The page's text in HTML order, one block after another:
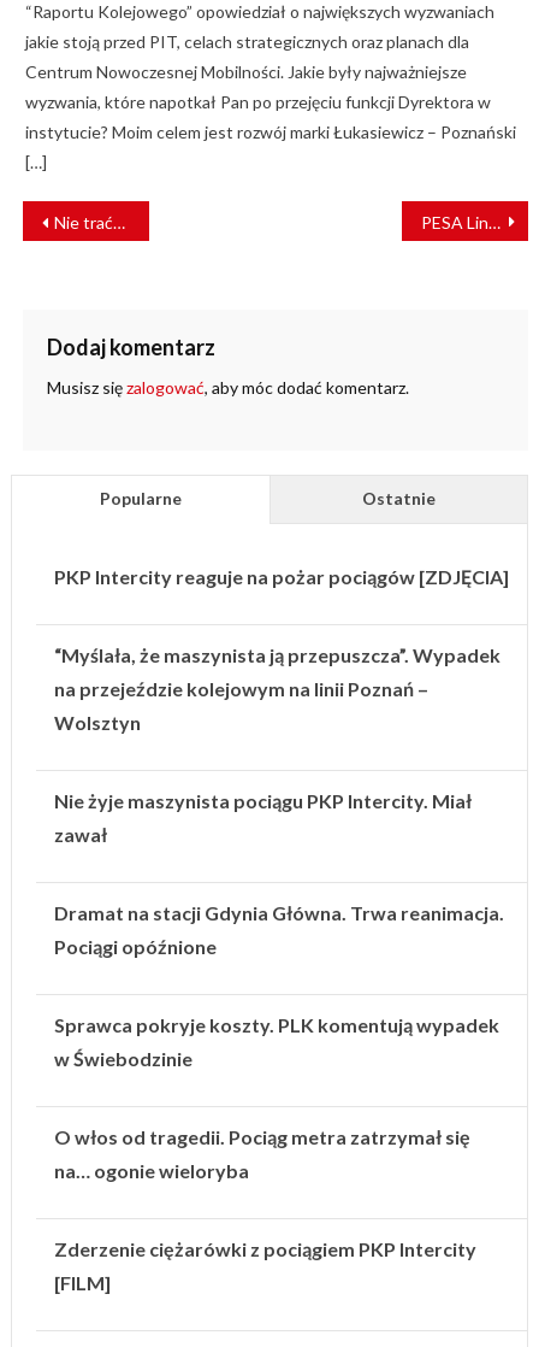
“Raportu Kolejowego” opowiedział o największych wyzwaniach
jakie stoją przed PIT, celach strategicznych oraz planach dla
Centrum Nowoczesnej Mobilności. Jakie były najważniejsze
wyzwania, które napotkał Pan po przejęciu funkcji Dyrektora w
instytucie? Moim celem jest rozwój marki Łukasiewicz – Poznański
[…]
NAWIGACJA
WPISU
Nie traćmy cennej energii! Zalety efektywności energetycznej PESA Link jadą do Niemiec
Dodaj komentarz
Musisz sięzalogować, aby móc dodać komentarz.
Popularne Ostatnie
PKP Intercity reaguje na pożar pociągów [ZDJĘCIA]
“Myślała, że maszynista ją przepuszcza”. Wypadek
na przejeździe kolejowym na linii Poznań –
Wolsztyn
Nie żyje maszynista pociągu PKP Intercity. Miał
zawał
Dramat na stacji Gdynia Główna. Trwa reanimacja.
Pociągi opóźnione
Sprawca pokryje koszty. PLK komentują wypadek
w Świebodzinie
O włos od tragedii. Pociąg metra zatrzymał się
na… ogonie wieloryba
Zderzenie ciężarówki z pociągiem PKP Intercity
[FILM]